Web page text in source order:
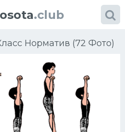
.club
Норматив (72 Фото)